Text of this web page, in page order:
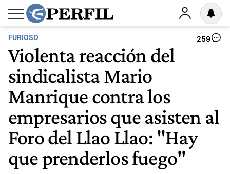
FURIOSO 259
Violenta reacción del
sindicalista Mario
Manrique contra los
empresarios que asisten al
Foro del Llao Llao: "Hay
que prenderlos fuego"